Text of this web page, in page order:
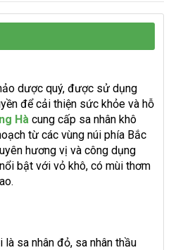
dược quý, được sử dụng
để cải thiện sức khỏe và hỗ
Hà cung cấp sa nhân khô
từ các vùng núi phía Bắc
hương vị và công dụng
bật với vỏ khô, có mùi thơm
sa nhân đỏ, sa nhân thầu